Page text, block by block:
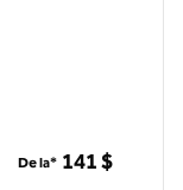
De la* 141 $